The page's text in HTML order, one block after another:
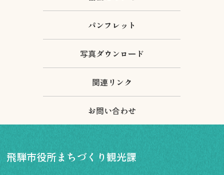
パンフレット
写真ダウンロード
関連リンク
お問い合わせ
飛騨市役所まちづくり観光課